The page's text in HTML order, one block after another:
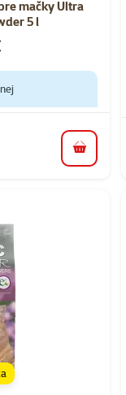
mačky Ultra
5 l
do košíka